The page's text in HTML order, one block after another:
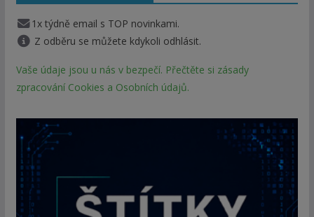
1x týdně email s TOP novinkami.
Z odběru se můžete kdykoli odhlásit.
Vaše údaje jsou u nás v bezpečí. Přečtěte si zásady
zpracování Cookies a Osobních údajů.